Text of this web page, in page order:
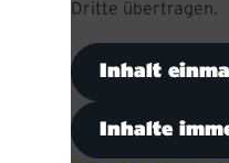
Dritte übertragen.
Inhalt
Inhalte